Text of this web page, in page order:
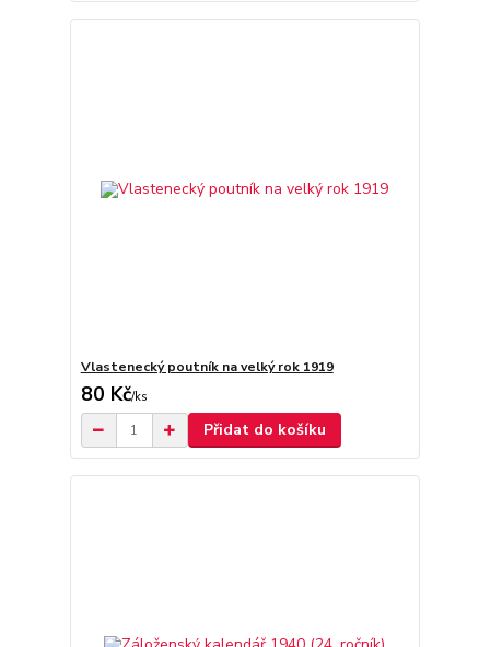
Vlastenecký poutník na velký rok 1919
80 Kč/ks
Přidat do košíku